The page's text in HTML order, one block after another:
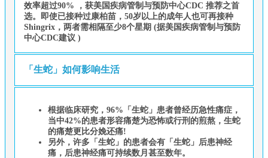
效率超过90% ，获美国疾病管制与预防中心CDC 推荐之首
选。即使已接种过康柏苗，50岁以上的成年人也可再接种
Shingrix，两者需相隔至少8个星期 (据美国疾病管制与预防
中心CDC建议 )
「生蛇」如何影响生活
根据临床研究，96%「生蛇」患者曾经历急性痛症，
当中42%的患者形容痛楚为恐怖或行刑的煎熬，生蛇
的痛楚更比分娩还痛!
另外，许多「生蛇」的患者会有「生蛇」后患神经
痛，后患神经痛可持续数月甚至数年。